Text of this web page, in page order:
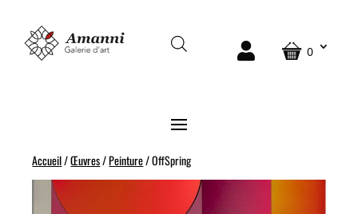
0
Accueil/Œuvres/Peinture/ OffSpring